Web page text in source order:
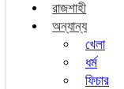
রাজশাহী
অন্যান্য
খেলা
ধর্ম
ফিচার